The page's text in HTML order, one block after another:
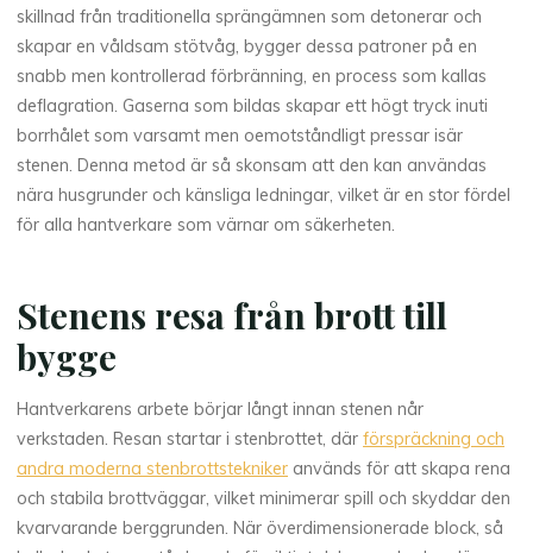
skillnad från traditionella sprängämnen som detonerar och
skapar en våldsam stötvåg, bygger dessa patroner på en
snabb men kontrollerad förbränning, en process som kallas
deflagration. Gaserna som bildas skapar ett högt tryck inuti
borrhålet som varsamt men oemotståndligt pressar isär
stenen. Denna metod är så skonsam att den kan användas
nära husgrunder och känsliga ledningar, vilket är en stor fördel
för alla hantverkare som värnar om säkerheten.
Stenens resa från brott till
bygge
Hantverkarens arbete börjar långt innan stenen når
verkstaden. Resan startar i stenbrottet, därförspräckning och
andra moderna stenbrottstekniker används för att skapa rena
och stabila brottväggar, vilket minimerar spill och skyddar den
kvarvarande berggrunden. När överdimensionerade block, så